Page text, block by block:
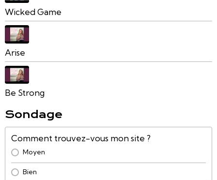
Wicked Game
Arise
Be Strong
Sondage
Comment trouvez-vous mon site ?
Moyen
Bien